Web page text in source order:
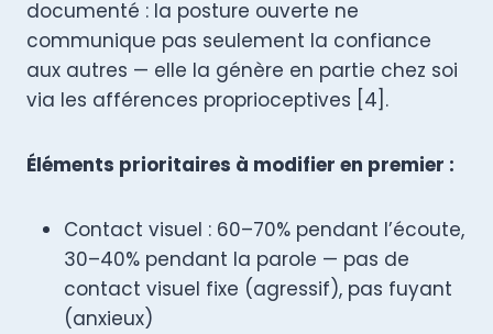
documenté : la posture ouverte ne
communique pas seulement la confiance
aux autres — elle la génère en partie chez soi
via les afférences proprioceptives [4].
Éléments prioritaires à modifier en premier :
Contact visuel : 60–70% pendant l’écoute,
30–40% pendant la parole — pas de
contact visuel fixe (agressif), pas fuyant
(anxieux)